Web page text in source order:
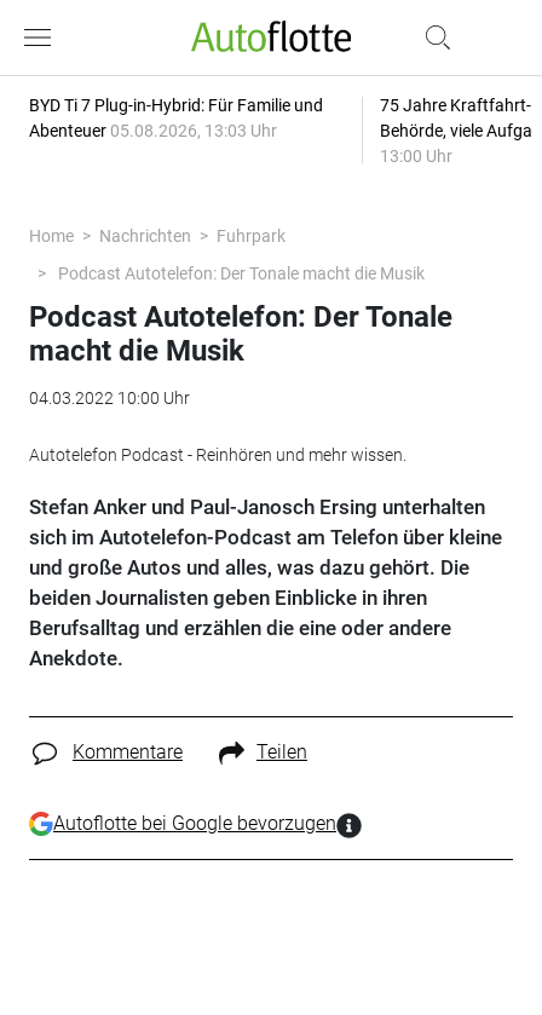
BYD Ti 7 Plug-in-Hybrid: Für Familie und
Abenteuer 05.08.2026, 13:03 Uhr
75 Jahre Kraftfahrt-
Behörde, viele
13:00 Uhr
Home Nachrichten
Fuhrpark
Podcast Autotelefon: Der Tonale macht die Musik
Podcast Autotelefon: Der Tonale
macht die Musik
04.03.2022 10:00 Uhr
Autotelefon Podcast - Reinhören und mehr wissen.
Stefan Anker und Paul-Janosch Ersing unterhalten
sich im Autotelefon-Podcast am Telefon über kleine
und große Autos und alles, was dazu gehört. Die
beiden Journalisten geben Einblicke in ihren
Berufsalltag und erzählen die eine oder andere
Anekdote.
Kommentare Teilen
Autoflotte bei Google bevorzugen